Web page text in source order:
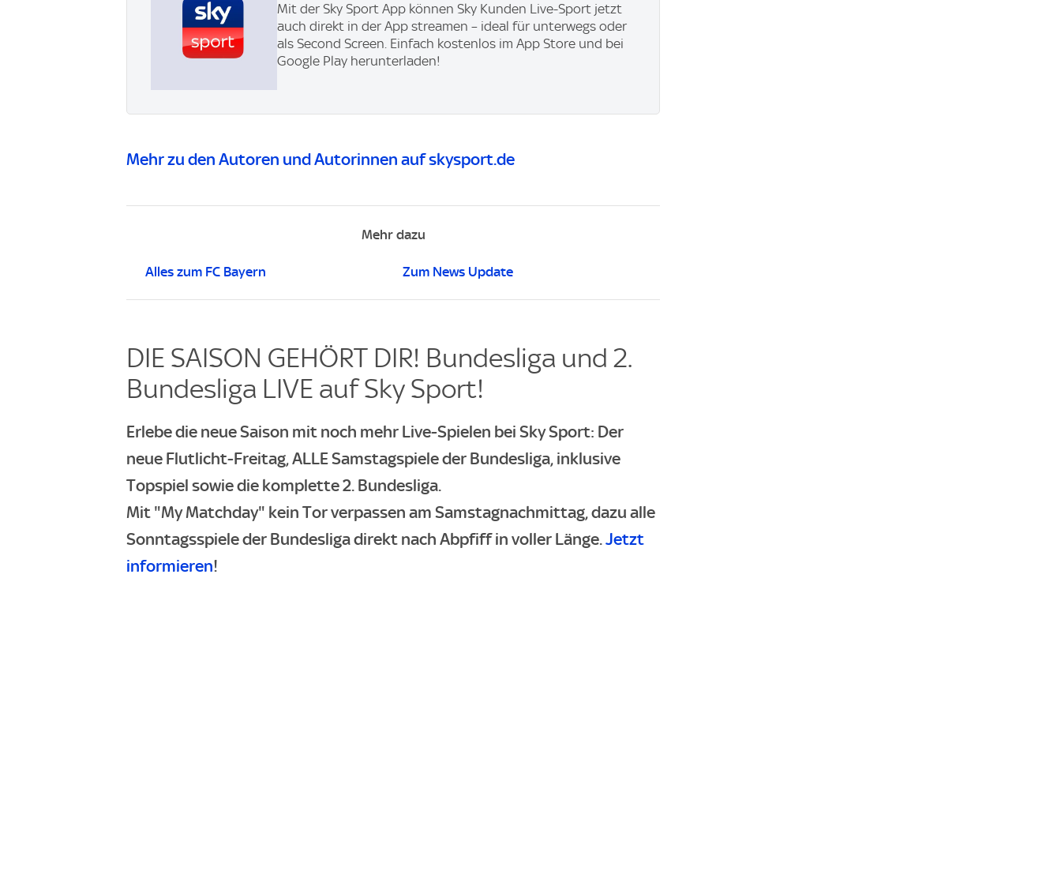
Mit der Sky Sport App können Sky Kunden Live-Sport jetzt
auch direkt in der App streamen – ideal für unterwegs oder
als Second Screen. Einfach kostenlos im App Store und bei
Google Play herunterladen!
Mehr zu den Autoren und Autorinnen auf skysport.de
Mehr dazu
Alles zum FC Bayern Zum News Update
DIE SAISON GEHÖRT DIR! Bundesliga und 2.
Bundesliga LIVE auf Sky Sport!
Erlebe die neue Saison mit noch mehr Live-Spielen bei Sky Sport: Der
neue Flutlicht-Freitag, ALLE Samstagspiele der Bundesliga, inklusive
Topspiel sowie die komplette 2. Bundesliga.
Mit "My Matchday" kein Tor verpassen am Samstagnachmittag, dazu alle
Sonntagsspiele der Bundesliga direkt nach Abpfiff in voller Länge.Jetzt
informieren!